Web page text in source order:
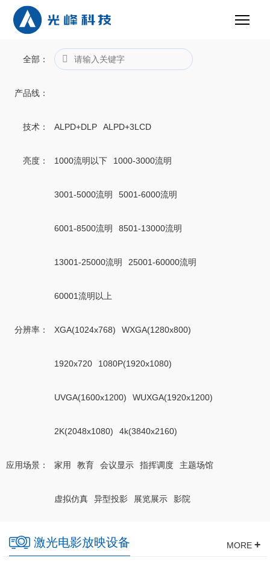
全部 ：
产品线 ：
技术 ： ALPD+DLP ALPD+3LCD
亮度 ： 1000流明以下 1000-3000流明
3001-5000流明 5001-6000流明
6001-8500流明 8501-13000流明
13001-25000流明 25001-60000流明
60001流明以上
分辨率 ： XGA(1024x768) WXGA(1280x800)
1920x720 1080P(1920x1080)
UVGA(1600x1200) WUXGA(1920x1200)
2K(2048x1080) 4k(3840x2160)
应用场景 ： 家用 教育 会议显示 指挥调度 主题场馆
虚拟仿真 异型投影 展览展示 影院
激光电影放映设备 MORE +